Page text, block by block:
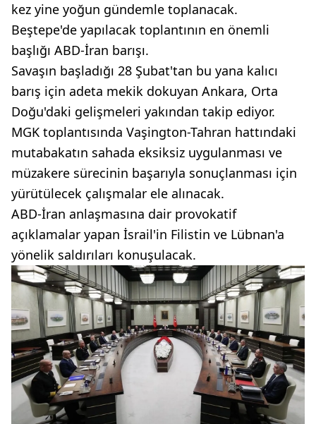
kez yine yoğun gündemle toplanacak.
Beştepe'de yapılacak toplantının en önemli
başlığı ABD-İran barışı.
Savaşın başladığı 28 Şubat'tan bu yana kalıcı
barış için adeta mekik dokuyan Ankara, Orta
Doğu'daki gelişmeleri yakından takip ediyor.
MGK toplantısında Vaşington-Tahran hattındaki
mutabakatın sahada eksiksiz uygulanması ve
müzakere sürecinin başarıyla sonuçlanması için
yürütülecek çalışmalar ele alınacak.
ABD-İran anlaşmasına dair provokatif
açıklamalar yapan İsrail'in Filistin ve Lübnan'a
yönelik saldırıları konuşulacak.